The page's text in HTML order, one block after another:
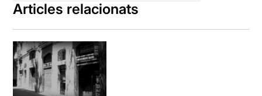
Articles relacionats